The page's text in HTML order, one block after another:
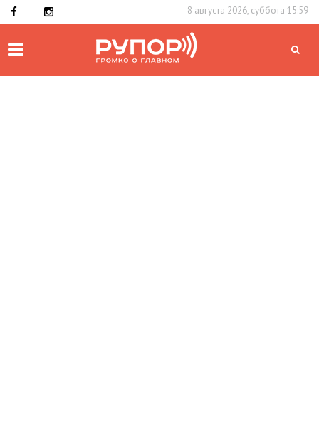
8 августа 2026, суббота 15:59
Toggle